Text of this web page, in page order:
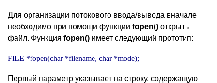
Для организации потокового ввода/вывода вначале
необходимо при помощи функции fopen() открыть
файл. Функция fopen() имеет следующий прототип:
FILE *fopen(char *filename, char *mode);
Первый параметр указывает на строку, содержащую